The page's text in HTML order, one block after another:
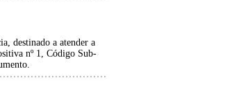
destinado a atender a
nº 1, Código Sub-